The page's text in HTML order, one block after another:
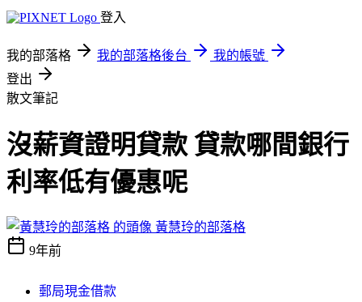
登入
我的部落格 我的部落格後台
我的帳號
登出
散文筆記
沒薪資證明貸款 貸款哪間銀行
利率低有優惠呢
黃慧玲的部落格
9年前
郵局現金借款